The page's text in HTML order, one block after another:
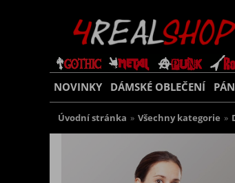
NOVINKY DÁMSKÉ OBLEČENÍ
Úvodní stránka » Všechny kategorie »